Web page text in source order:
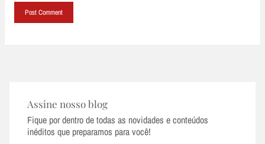
Assine nosso blog
Fique por dentro de todas as novidades e conteúdos
inéditos que preparamos para você!